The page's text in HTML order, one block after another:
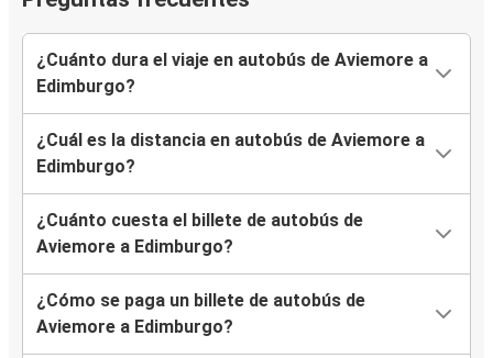
¿Cuánto dura el viaje en autobús de Aviemore a
Edimburgo?
¿Cuál es la distancia en autobús de Aviemore a
Edimburgo?
¿Cuánto cuesta el billete de autobús de
Aviemore a Edimburgo?
¿Cómo se paga un billete de autobús de
Aviemore a Edimburgo?